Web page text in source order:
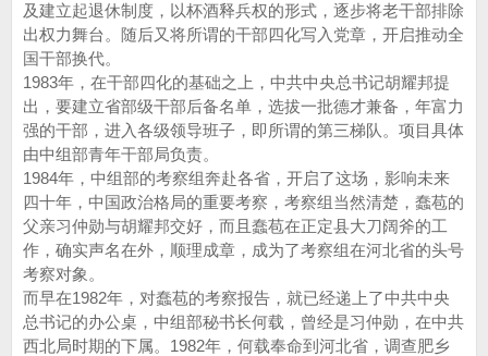
及建立起退休制度，以杯酒释兵权的形式，逐步将老干部排除
出权力舞台。随后又将所谓的干部四化写入党章，开启推动全
国干部换代。
1983年，在干部四化的基础之上，中共中央总书记胡耀邦提
出，要建立省部级干部后备名单，选拔一批德才兼备，年富力
强的干部，进入各级领导班子，即所谓的第三梯队。项目具体
由中组部青年干部局负责。
1984年，中组部的考察组奔赴各省，开启了这场，影响未来
四十年，中国政治格局的重要考察，考察组当然清楚，蠢苞的
父亲习仲勋与胡耀邦交好，而且蠢苞在正定县大刀阔斧的工
作，确实声名在外，顺理成章，成为了考察组在河北省的头号
考察对象。
而早在1982年，对蠢苞的考察报告，就已经递上了中共中央
总书记的办公桌，中组部秘书长何载，曾经是习仲勋，在中共
西北局时期的下属。1982年，何载奉命到河北省，调查肥乡